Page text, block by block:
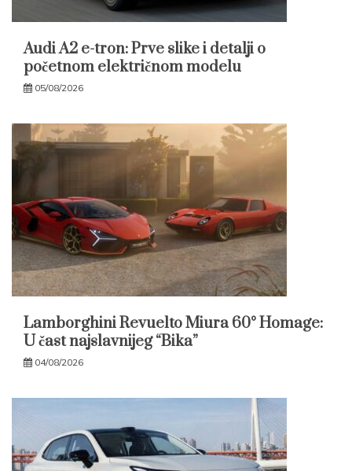
Audi A2 e-tron: Prve slike i detalji o
početnom električnom modelu
05/08/2026
Lamborghini Revuelto Miura 60° Homage:
U čast najslavnijeg “Bika”
04/08/2026